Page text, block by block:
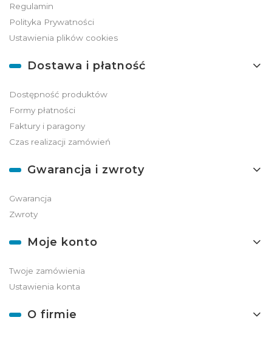
Regulamin
Polityka Prywatności
Ustawienia plików cookies
Dostawa i płatność
Dostępność produktów
Formy płatności
Faktury i paragony
Czas realizacji zamówień
Gwarancja i zwroty
Gwarancja
Zwroty
Moje konto
Twoje zamówienia
Ustawienia konta
O firmie